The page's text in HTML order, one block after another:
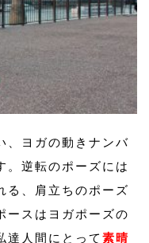
、ヨガの動きナンバ
。逆転のポーズには
る、肩立ちのポーズ
ースはヨガポーズの
達人間にとって 素晴